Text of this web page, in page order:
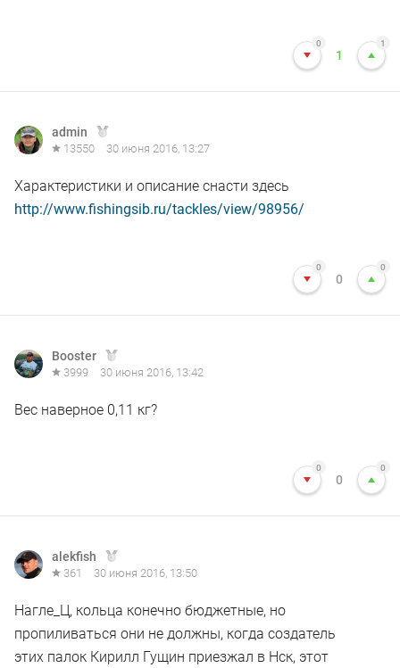
0
1
1
admin
13550 30 июня 2016, 13:27
Характеристики и описание снасти здесь
http://www.fishingsib.ru/tackles/view/98956/
0
0
0
Booster
3999 30 июня 2016, 13:42
Вес наверное 0,11 кг?
0
0
0
alekfish
361 30 июня 2016, 13:50
Нагле_Ц, кольца конечно бюджетные, но
пропиливаться они не должны, когда создатель
этих палок Кирилл Гущин приезжал в Нск, этот